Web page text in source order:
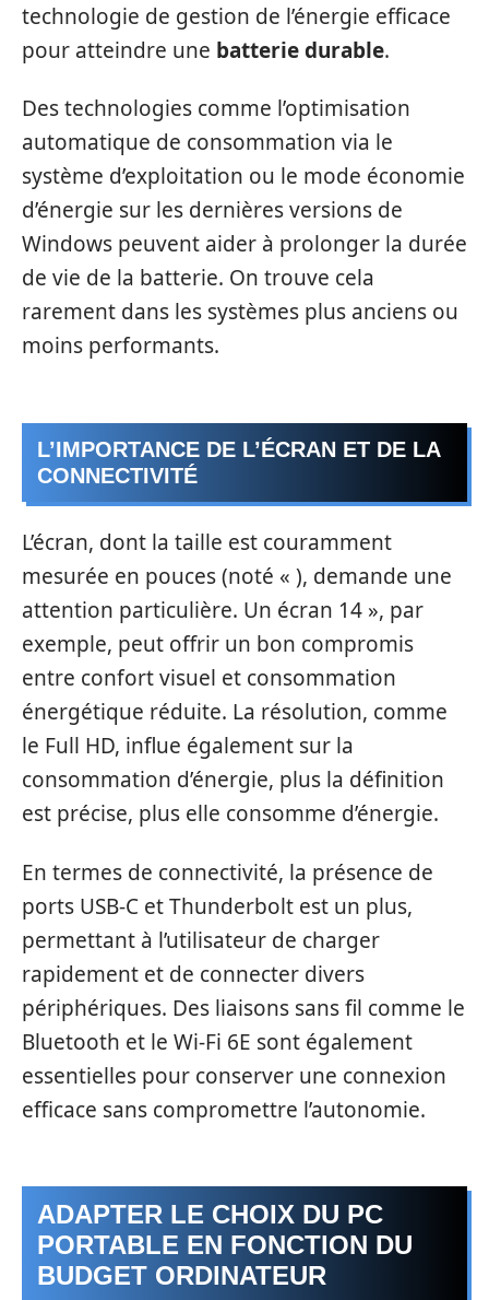
technologie de gestion de l’énergie efficace
pour atteindre une batterie durable.
Des technologies comme l’optimisation
automatique de consommation via le
système d’exploitation ou le mode économie
d’énergie sur les dernières versions de
Windows peuvent aider à prolonger la durée
de vie de la batterie. On trouve cela
rarement dans les systèmes plus anciens ou
moins performants.
L’IMPORTANCE DE L’ÉCRAN ET DE LA
CONNECTIVITÉ
L’écran, dont la taille est couramment
mesurée en pouces (noté « ), demande une
attention particulière. Un écran 14 », par
exemple, peut offrir un bon compromis
entre confort visuel et consommation
énergétique réduite. La résolution, comme
le Full HD, influe également sur la
consommation d’énergie, plus la définition
est précise, plus elle consomme d’énergie.
En termes de connectivité, la présence de
ports USB-C et Thunderbolt est un plus,
permettant à l’utilisateur de charger
rapidement et de connecter divers
périphériques. Des liaisons sans fil comme le
Bluetooth et le Wi-Fi 6E sont également
essentielles pour conserver une connexion
efficace sans compromettre l’autonomie.
ADAPTER LE CHOIX DU PC
PORTABLE EN FONCTION DU
BUDGET ORDINATEUR